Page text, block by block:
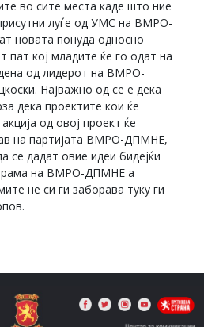
во сите места каде што ние
луѓе од УМС на ВМРО-
новата понуда односно
пат кој младите ќе го одат на
од лидерот на ВМРО-
Најважно од се е дека
дека проектите кои ќе
од овој проект ќе
на партијата ВМРО-ДПМНЕ,
се дадат овие идеи бидејќи
на ВМРО-ДПМНЕ а
не си ги заборава туку ги